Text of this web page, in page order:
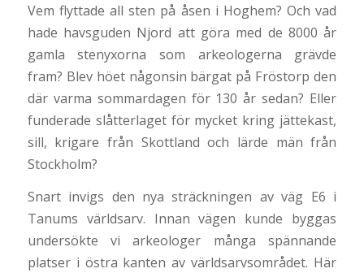
Vem flyttade all sten på åsen i Hoghem? Och vad
hade havsguden Njord att göra med de 8000 år
gamla stenyxorna som arkeologerna grävde
fram? Blev höet någonsin bärgat på Fröstorp den
där varma sommardagen för 130 år sedan? Eller
funderade slåtterlaget för mycket kring jättekast,
sill, krigare från Skottland och lärde män från
Stockholm?
Snart invigs den nya sträckningen av väg E6 i
Tanums världsarv. Innan vägen kunde byggas
undersökte vi arkeologer många spännande
platser i östra kanten av världsarvsområdet. Här